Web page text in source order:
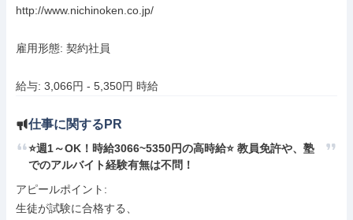
http://www.nichinoken.co.jp/
雇用形態: 契約社員
給与: 3,066円 - 5,350円 時給
仕事に関するPR
⭐️週1～OK！時給3066~5350円の高時給⭐️ 教員免許や、塾
でのアルバイト経験有無は不問！
アピールポイント:
生徒が試験に合格する、